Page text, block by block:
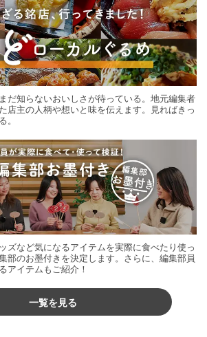
だ知らないおいしさが待っている。地元編集者
店主の人柄や想いと味を伝えます。見ればきっ
ズなど気になるアイテムを実際に食べたり使っ
部のお墨付きを決定します。さらに、編集部員
アイテムもご紹介！
一覧を見る